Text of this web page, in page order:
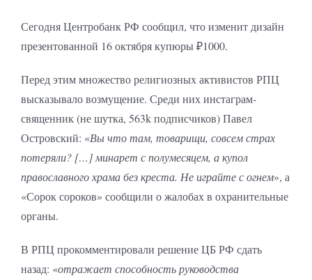
Сегодня Центробанк РФ сообщил, что изменит дизайн
презентованной 16 октября купюры ₽1000.
Перед этим множество религиозных активистов РПЦ
высказывало возмущение. Среди них инстаграм-
священник (не шутка, 563k подписчиков) Павел
Островский: «Вы что там, товарищи, совсем страх
потеряли? […] минарет с полумесяцем, а купол
православного храма без креста. Не играйте с огнем», а
«Сорок сороков» сообщили о жалобах в охранительные
органы.
В РПЦ прокомментировали решение ЦБ РФ сдать
назад: «отражает способность руководства